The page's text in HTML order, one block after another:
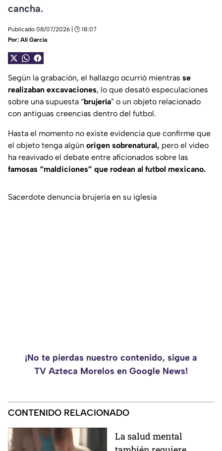
cancha.
Publicado 08/07/2026 | 🕑 18:07
Por: Alí García
Según la grabación, el hallazgo ocurrió mientras se
realizaban excavaciones, lo que desató especulaciones
sobre una supuesta “brujería” o un objeto relacionado
con antiguas creencias dentro del futbol.
Hasta el momento no existe evidencia que confirme que
el objeto tenga algún origen sobrenatural, pero el video
ha reavivado el debate entre aficionados sobre las
famosas “maldiciones” que rodean al futbol mexicano.
Sacerdote denuncia brujería en su iglesia
¡No te pierdas nuestro contenido, sigue a
TV Azteca Morelos en Google News!
CONTENIDO RELACIONADO
La salud mental